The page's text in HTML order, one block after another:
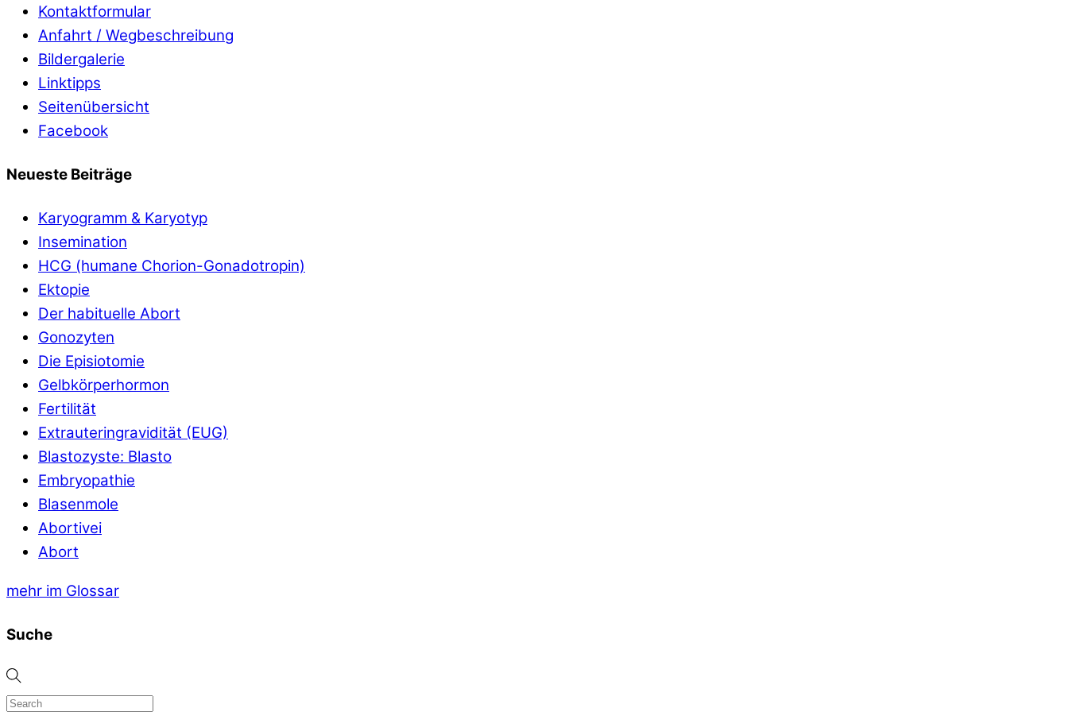
Kontaktformular
Anfahrt / Wegbeschreibung
Bildergalerie
Linktipps
Seitenübersicht
Facebook
Neueste Beiträge
Karyogramm & Karyotyp
Insemination
HCG (humane Chorion-Gonadotropin)
Ektopie
Der habituelle Abort
Gonozyten
Die Episiotomie
Gelbkörperhormon
Fertilität
Extrauteringravidität (EUG)
Blastozyste: Blasto
Embryopathie
Blasenmole
Abortivei
Abort
mehr im Glossar
Suche